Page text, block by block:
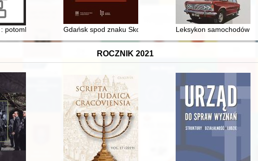
w spiskim uzdrojowisku Vyšné Ružbachy w XIX-XX wieku (do 1939 roku)
potomkowie Michała Żebrowskiego ze Służewca
Gdańsk spod znaku Skorpiona? : z dociekańLeksykon samochodów :
ROCZNIK 2021